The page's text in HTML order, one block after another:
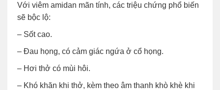
Với viêm amidan mãn tính, các triệu chứng phổ biến
sẽ bộc lộ:
– Sốt cao.
– Đau họng, có cảm giác ngứa ở cổ họng.
– Hơi thở có mùi hôi.
– Khó khăn khi thở, kèm theo âm thanh khò khè khi